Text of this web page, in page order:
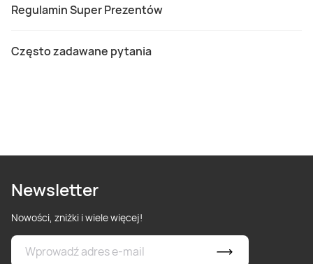
Regulamin Super Prezentów
Często zadawane pytania
Newsletter
Nowości, zniżki i wiele więcej!